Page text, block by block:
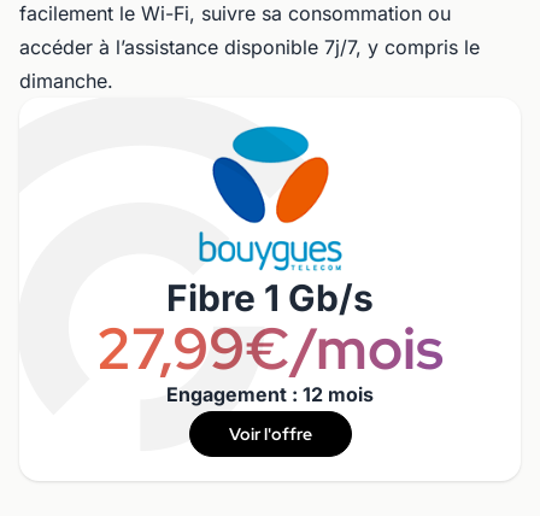
facilement le Wi-Fi, suivre sa consommation ou
accéder à l’assistance disponible 7j/7, y compris le
dimanche.
Fibre 1 Gb/s
27,99€/mois
Engagement : 12 mois
Voir l'offre